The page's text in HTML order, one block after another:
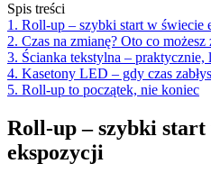
Spis treści
1. Roll-up – szybki start w świecie
2. Czas na zmianę? Oto co możesz
3. Ścianka tekstylna – praktycznie,
4. Kasetony LED – gdy czas
5. Roll-up to początek, nie koniec
Roll-up – szybki start
ekspozycji